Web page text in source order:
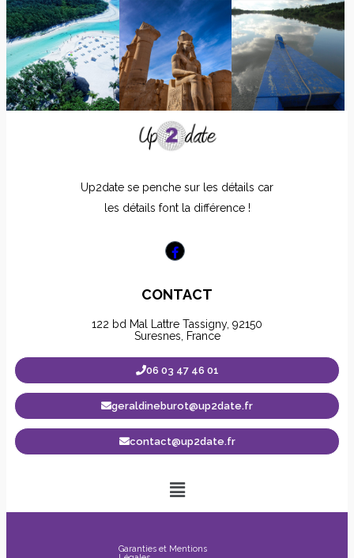
Up2date se penche sur les détails car
les détails font la différence !
CONTACT
122 bd Mal Lattre Tassigny, 92150
Suresnes, France
06 03 47 46 01
geraldineburot@up2date.fr
contact@up2date.fr
Garanties et Mentions